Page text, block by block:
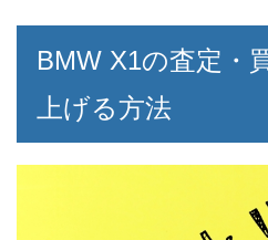
BMW X1の査定・
上げる方法